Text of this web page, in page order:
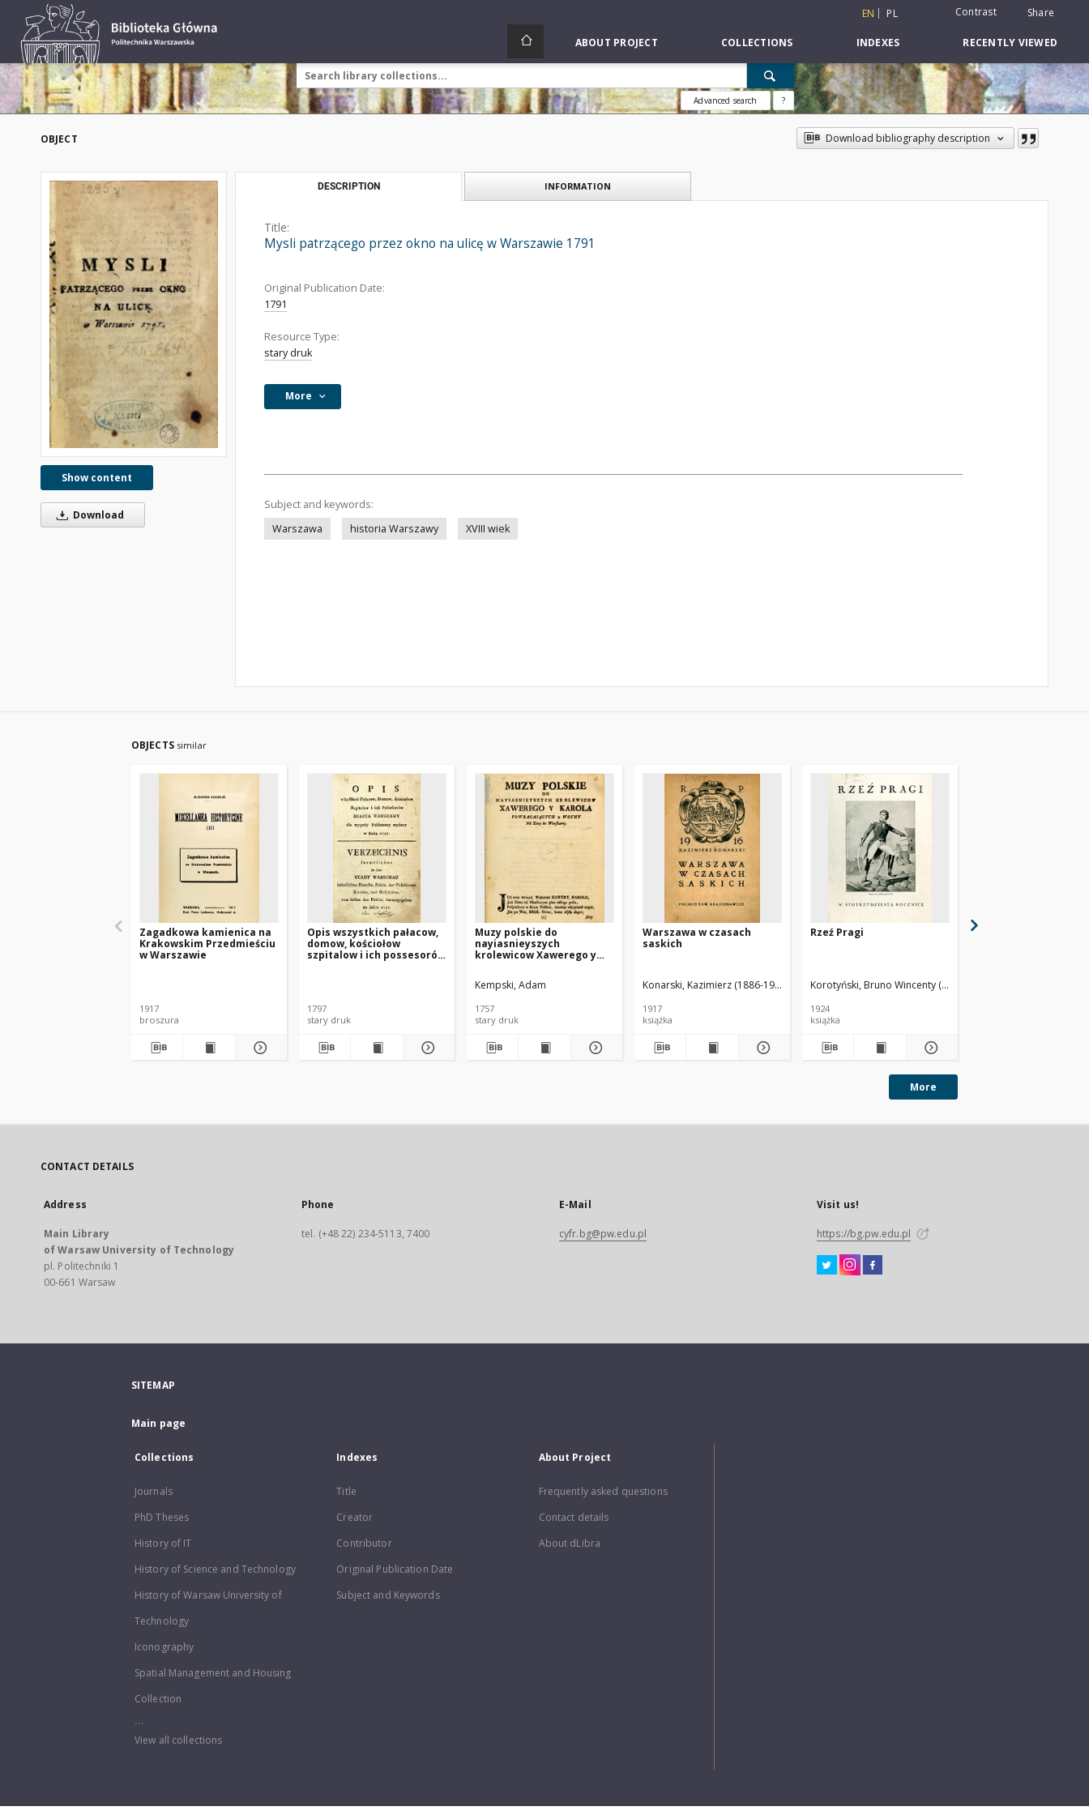
EN PL Contrast Share
ABOUT PROJECT COLLECTIONS INDEXES RECENTLY VIEWED
Advanced search ?
OBJECT Download bibliography description
Show content
Download
DESCRIPTION INFORMATION
Title:
Mysli patrzącego przez okno na ulicę w Warszawie 1791
Original Publication Date:
1791
Resource Type:
stary druk
More
Subject and keywords:
Warszawa
historia Warszawy XVIII wiek
OBJECTS similar
Zagadkowa kamienica na
Krakowskim Przedmieściu
w Warszawie
1917
broszura
Opis wszystkich pałacow,
domow, kościołow
szpitalow i ich possesorów
1797
stary druk
Muzy polskie do
nayiasnieyszych
krolewicow Xawerego y
woyny ná zimę do
Warszawy
Kempski, Adam
1757
stary druk
Warszawa w czasach
saskich
Konarski, Kazimierz (1886-1972)
1917
książka
Rzeź Pragi
Korotyński, Bruno Wincenty (1873-1948)
1924
książka
More
CONTACT DETAILS
Address
Main Library
of Warsaw University of Technology
pl. Politechniki 1
00-661 Warsaw
Phone
tel. (+48 22) 234-5113, 7400
E-Mail
cyfr.bg@pw.edu.pl
Visit us!
https://bg.pw.edu.pl
SITEMAP
Main page
Collections
Journals
PhD Theses
History of IT
History of Science and Technology
History of Warsaw University of
Technology
Iconography
Spatial Management and Housing
Collection
...
View all collections
Indexes
Title
Creator
Contributor
Original Publication Date
Subject and Keywords
About Project
Frequently asked questions
Contact details
About dLibra